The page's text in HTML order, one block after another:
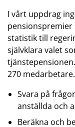
I vårt uppdrag
statistik till
självklara valet
270
Svara på
anställda och
Beräkna och